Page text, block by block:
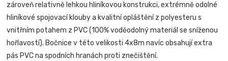
zároveň relativně lehkou hliníkovou konstrukci, extrémně odolné
hliníkové spojovací klouby a kvalitní opláštění z polyesteru s
vnitřním potahem z PVC (100% voděodolný materiál se sníženou
hořlavostí). Bočnice v této velikosti 4x8m navíc obsahují extra
pás PVC na spodních hranách proti znečištění.